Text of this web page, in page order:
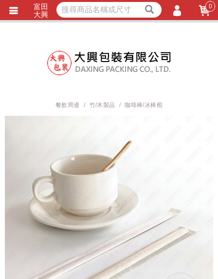
立即詢價 LINE詢問
餐飲周邊 竹/木製品 咖啡棒/冰棒棍
富田
大興
0
會員註冊
忘記密碼
獨家商品 耐熱內襯